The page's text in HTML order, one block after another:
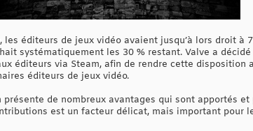
éditeurs de jeux vidéo avaient jusqu’à lors droit à
systématiquement les 30 % restant. Valve a
éditeurs via Steam, afin de rendre cette
éditeurs de jeux vidéo.
présente de nombreux avantages qui sont apportés
est un facteur délicat, mais important pour